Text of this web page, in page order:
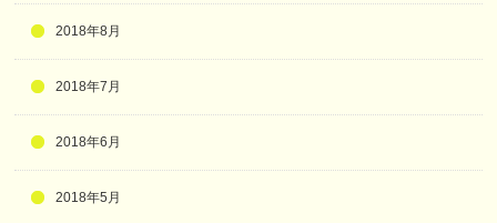
2018年8月
2018年7月
2018年6月
2018年5月